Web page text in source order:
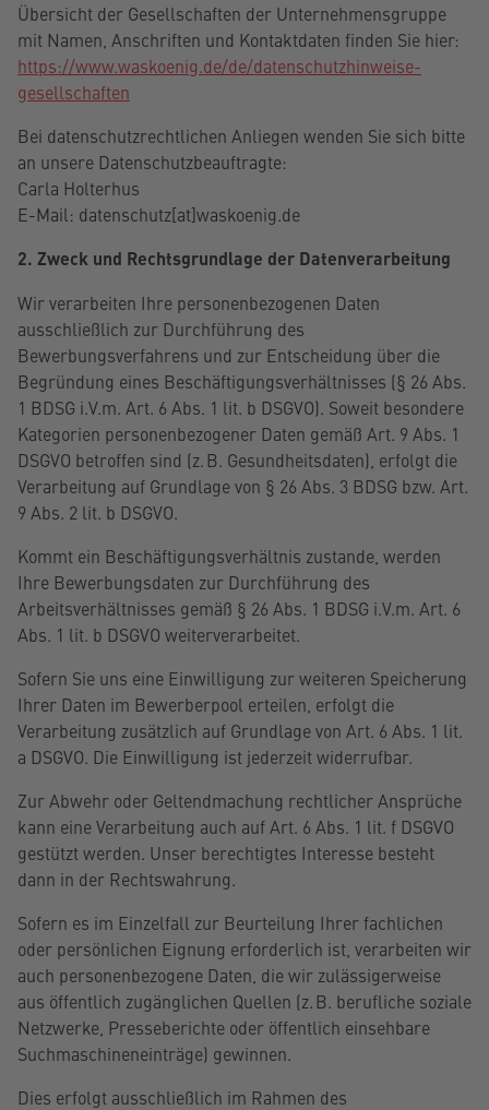
Übersicht der Gesellschaften der Unternehmensgruppe
mit Namen, Anschriften und Kontaktdaten finden Sie hier:
https://www.waskoenig.de/de/datenschutzhinweise-
gesellschaften
Bei datenschutzrechtlichen Anliegen wenden Sie sich bitte
an unsere Datenschutzbeauftragte:
Carla Holterhus
E-Mail: datenschutz[at]waskoenig.de
2. Zweck und Rechtsgrundlage der Datenverarbeitung
Wir verarbeiten Ihre personenbezogenen Daten
ausschließlich zur Durchführung des
Bewerbungsverfahrens und zur Entscheidung über die
Begründung eines Beschäftigungsverhältnisses (§ 26 Abs.
1 BDSG i.V.m. Art. 6 Abs. 1 lit. b DSGVO). Soweit besondere
Kategorien personenbezogener Daten gemäß Art. 9 Abs. 1
DSGVO betroffen sind (z. B. Gesundheitsdaten), erfolgt die
Verarbeitung auf Grundlage von § 26 Abs. 3 BDSG bzw. Art.
9 Abs. 2 lit. b DSGVO.
Kommt ein Beschäftigungsverhältnis zustande, werden
Ihre Bewerbungsdaten zur Durchführung des
Arbeitsverhältnisses gemäß § 26 Abs. 1 BDSG i.V.m. Art. 6
Abs. 1 lit. b DSGVO weiterverarbeitet.
Sofern Sie uns eine Einwilligung zur weiteren Speicherung
Ihrer Daten im Bewerberpool erteilen, erfolgt die
Verarbeitung zusätzlich auf Grundlage von Art. 6 Abs. 1 lit.
a DSGVO. Die Einwilligung ist jederzeit widerrufbar.
Zur Abwehr oder Geltendmachung rechtlicher Ansprüche
kann eine Verarbeitung auch auf Art. 6 Abs. 1 lit. f DSGVO
gestützt werden. Unser berechtigtes Interesse besteht
dann in der Rechtswahrung.
Sofern es im Einzelfall zur Beurteilung Ihrer fachlichen
oder persönlichen Eignung erforderlich ist, verarbeiten wir
auch personenbezogene Daten, die wir zulässigerweise
aus öffentlich zugänglichen Quellen (z. B. berufliche soziale
Netzwerke, Presseberichte oder öffentlich einsehbare
Suchmaschineneinträge) gewinnen.
Dies erfolgt ausschließlich im Rahmen des